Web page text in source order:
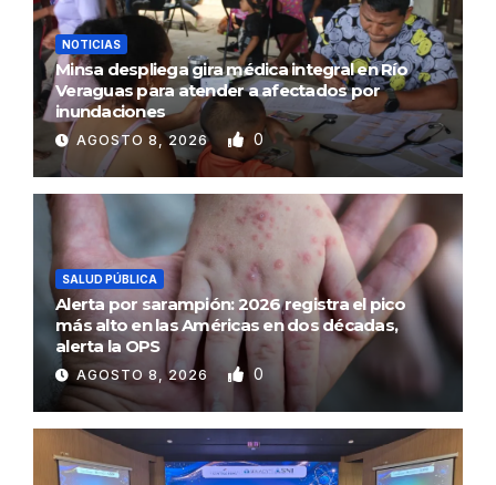
NOTICIAS
Minsa despliega gira médica integral en Río
Veraguas para atender a afectados por
inundaciones
AGOSTO 8, 2026 0
SALUD PÚBLICA
Alerta por sarampión: 2026 registra el pico
más alto en las Américas en dos décadas,
alerta la OPS
AGOSTO 8, 2026 0